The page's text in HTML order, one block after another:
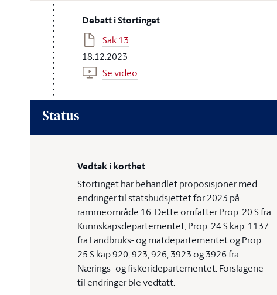
Debatt i Stortinget
Sak 13
18.12.2023
Se video
Status
Vedtak i korthet
Stortinget har behandlet proposisjoner med
endringer til statsbudsjettet for 2023 på
rammeområde 16. Dette omfatter Prop. 20 S fra
Kunnskapsdepartementet, Prop. 24 S kap. 1137
fra Landbruks- og matdepartementet og Prop
25 S kap 920, 923, 926, 3923 og 3926 fra
Nærings- og fiskeridepartementet. Forslagene
til endringer ble vedtatt.